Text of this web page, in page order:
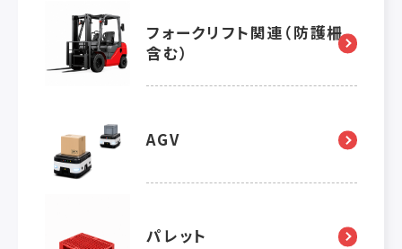
フォークリフト関連（防護柵
含む）
AGV
パレット